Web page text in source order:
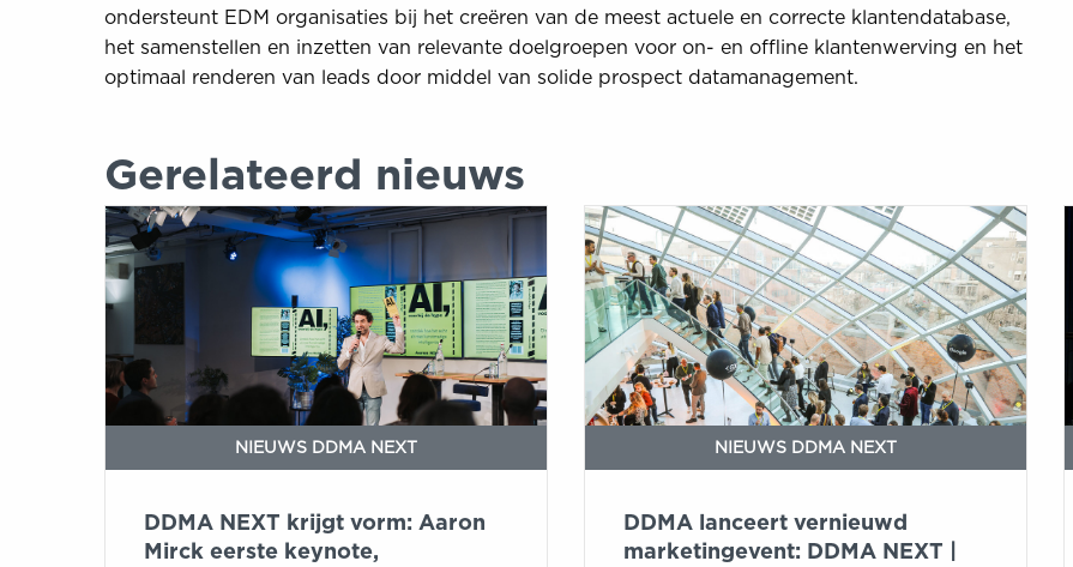
ondersteunt EDM organisaties bij het creëren van de meest actuele en correcte klantendatabase,
het samenstellen en inzetten van relevante doelgroepen voor on- en offline klantenwerving en het
optimaal renderen van leads door middel van solide prospect datamanagement.
Gerelateerd nieuws
DDMA
NEXT
krijgt
vorm:
Aaron
Mirck
eerste
keynote,
programmalijn
NIEUWS DDMA NEXT
DDMA NEXT krijgt vorm: Aaron
Mirck eerste keynote,
DDMA
lanceert
vernieuwd
marketingevent:
DDMA
NEXT
|
The
Marketing
NIEUWS DDMA NEXT
DDMA lanceert vernieuwd
marketingevent: DDMA NEXT |